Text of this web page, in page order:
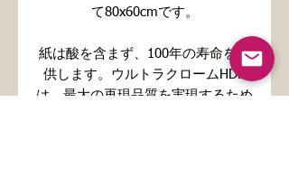
て80x60cmです。
紙は酸を含まず、100年の寿命を提
供します。ウルトラクロームHDR
は、最大の再現品質を実現するため